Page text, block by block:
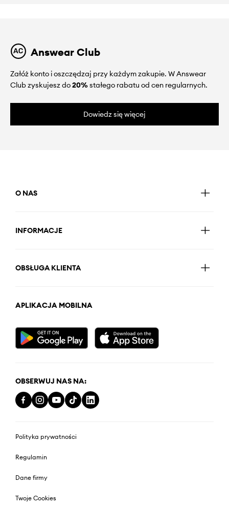
Answear Club
Załóż konto i oszczędzaj przy każdym zakupie. W Answear
Club zyskujesz do20%stałego rabatu od cen regularnych.
Dowiedz się więcej
O NAS
INFORMACJE
OBSŁUGA KLIENTA
APLIKACJA MOBILNA
OBSERWUJ NAS NA:
Polityka prywatności
Regulamin
Dane firmy
Twoje Cookies